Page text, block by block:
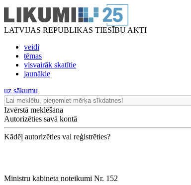
LATVIJAS REPUBLIKAS TIESĪBU AKTI
veidi
tēmas
visvairāk skatītie
jaunākie
uz sākumu
Izvērstā meklēšana
Autorizēties savā kontā
Kādēļ autorizēties vai reģistrēties?
Ministru kabineta noteikumi Nr. 152